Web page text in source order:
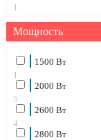
1
Мощность
1500 Вт
1
2000 Вт
5
2600 Вт
4
2800 Вт